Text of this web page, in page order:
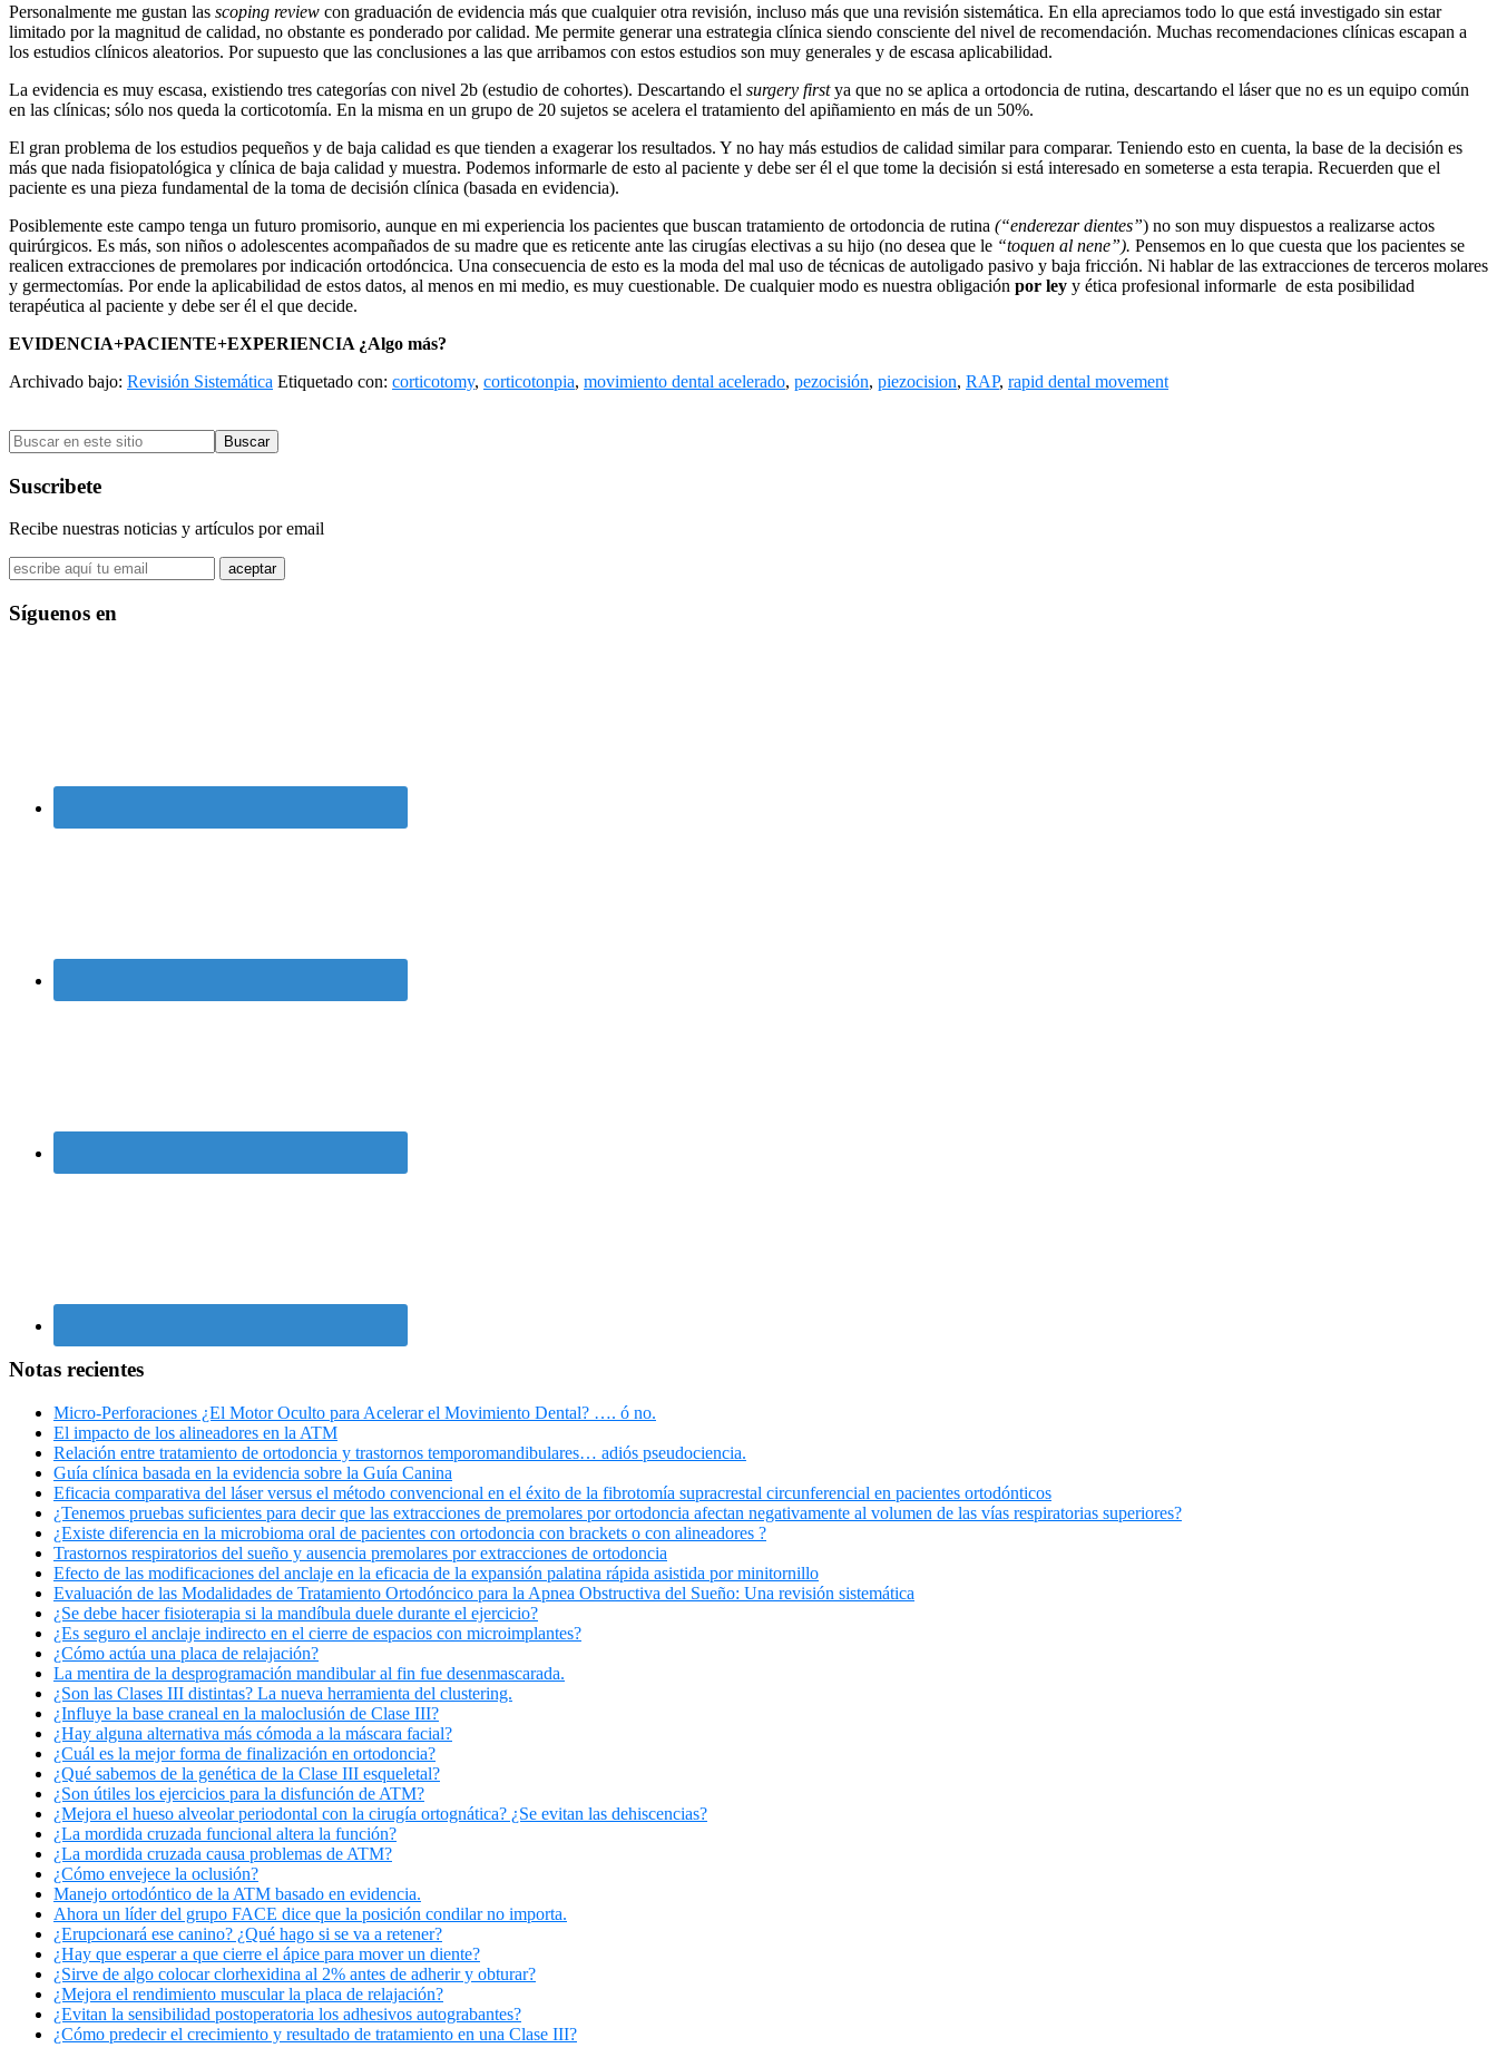
Personalmente me gustan las scoping review con graduación de evidencia más que cualquier otra revisión, incluso más que una revisión sistemática. En ella apreciamos todo lo que está investigado sin estar
limitado por la magnitud de calidad, no obstante es ponderado por calidad. Me permite generar una estrategia clínica siendo consciente del nivel de recomendación. Muchas recomendaciones clínicas escapan a
los estudios clínicos aleatorios. Por supuesto que las conclusiones a las que arribamos con estos estudios son muy generales y de escasa aplicabilidad.
La evidencia es muy escasa, existiendo tres categorías con nivel 2b (estudio de cohortes). Descartando el surgery firstya que no se aplica a ortodoncia de rutina, descartando el láser que no es un equipo común
en las clínicas; sólo nos queda la corticotomía. En la misma en un grupo de 20 sujetos se acelera el tratamiento del apiñamiento en más de un 50%.
El gran problema de los estudios pequeños y de baja calidad es que tienden a exagerar los resultados. Y no hay más estudios de calidad similar para comparar. Teniendo esto en cuenta, la base de la decisión es
más que nada fisiopatológica y clínica de baja calidad y muestra. Podemos informarle de esto al paciente y debe ser él el que tome la decisión si está interesado en someterse a esta terapia. Recuerden que el
paciente es una pieza fundamental de la toma de decisión clínica (basada en evidencia).
Posiblemente este campo tenga un futuro promisorio, aunque en mi experiencia los pacientes que buscan tratamiento de ortodoncia de rutina (“enderezar dientes”) no son muy dispuestos a realizarse actos
quirúrgicos. Es más, son niños o adolescentes acompañados de su madre que es reticente ante las cirugías electivas a su hijo (no desea que le “toquen al nene”). Pensemos en lo que cuesta que los pacientes se
realicen extracciones de premolares por indicación ortodóncica. Una consecuencia de esto es la moda del mal uso de técnicas de autoligado pasivo y baja fricción. Ni hablar de las extracciones de terceros molares
y germectomías. Por ende la aplicabilidad de estos datos, al menos en mi medio, es muy cuestionable. De cualquier modo es nuestra obligación por ley y ética profesional informarle de esta posibilidad
terapéutica al paciente y debe ser él el que decide.
EVIDENCIA+PACIENTE+EXPERIENCIA ¿Algo más?
Archivado bajo: Revisión Sistemática Etiquetado con: corticotomy, corticotonpia, movimiento dental acelerado, pezocisión, piezocision, RAP, rapid dental movement
Barra
lateral
primaria
Buscar
en
este
sitio
Suscribete
Recibe nuestras noticias y artículos por email
Síguenos en
Notas recientes
Micro-Perforaciones ¿El Motor Oculto para Acelerar el Movimiento Dental? …. ó no.
El impacto de los alineadores en la ATM
Relación entre tratamiento de ortodoncia y trastornos temporomandibulares… adiós pseudociencia.
Guía clínica basada en la evidencia sobre la Guía Canina
Eficacia comparativa del láser versus el método convencional en el éxito de la fibrotomía supracrestal circunferencial en pacientes ortodónticos
¿Tenemos pruebas suficientes para decir que las extracciones de premolares por ortodoncia afectan negativamente al volumen de las vías respiratorias superiores?
¿Existe diferencia en la microbioma oral de pacientes con ortodoncia con brackets o con alineadores ?
Trastornos respiratorios del sueño y ausencia premolares por extracciones de ortodoncia
Efecto de las modificaciones del anclaje en la eficacia de la expansión palatina rápida asistida por minitornillo
Evaluación de las Modalidades de Tratamiento Ortodóncico para la Apnea Obstructiva del Sueño: Una revisión sistemática
¿Se debe hacer fisioterapia si la mandíbula duele durante el ejercicio?
¿Es seguro el anclaje indirecto en el cierre de espacios con microimplantes?
¿Cómo actúa una placa de relajación?
La mentira de la desprogramación mandibular al fin fue desenmascarada.
¿Son las Clases III distintas? La nueva herramienta del clustering.
¿Influye la base craneal en la maloclusión de Clase III?
¿Hay alguna alternativa más cómoda a la máscara facial?
¿Cuál es la mejor forma de finalización en ortodoncia?
¿Qué sabemos de la genética de la Clase III esqueletal?
¿Son útiles los ejercicios para la disfunción de ATM?
¿Mejora el hueso alveolar periodontal con la cirugía ortognática? ¿Se evitan las dehiscencias?
¿La mordida cruzada funcional altera la función?
¿La mordida cruzada causa problemas de ATM?
¿Cómo envejece la oclusión?
Manejo ortodóntico de la ATM basado en evidencia.
Ahora un líder del grupo FACE dice que la posición condilar no importa.
¿Erupcionará ese canino? ¿Qué hago si se va a retener?
¿Hay que esperar a que cierre el ápice para mover un diente?
¿Sirve de algo colocar clorhexidina al 2% antes de adherir y obturar?
¿Mejora el rendimiento muscular la placa de relajación?
¿Evitan la sensibilidad postoperatoria los adhesivos autograbantes?
¿Cómo predecir el crecimiento y resultado de tratamiento en una Clase III?